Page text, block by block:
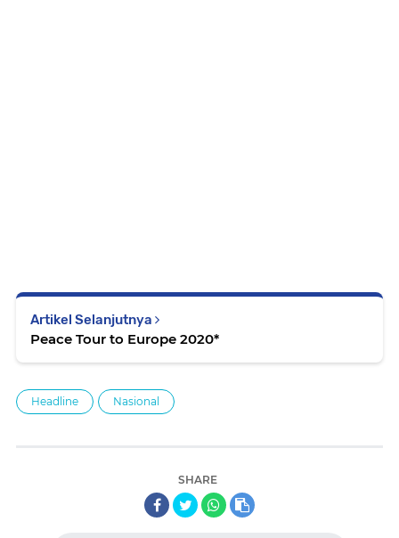
Artikel Selanjutnya
Peace Tour to Europe 2020*
Headline Nasional
SHARE